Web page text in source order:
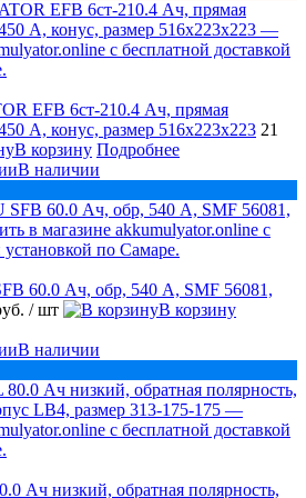
EFB 6ст-210.4 Ач, прямая
А, конус, размер 516x223x223 21
В корзину Подробнее
В наличии
60.0 Ач, обр, 540 А, SMF 56081,
/ шт
В корзину
В наличии
Ач низкий, обратная полярность,